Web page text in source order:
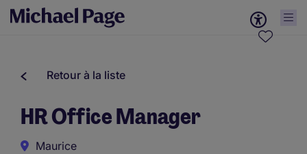
Retour à la liste
HR Office Manager
Maurice